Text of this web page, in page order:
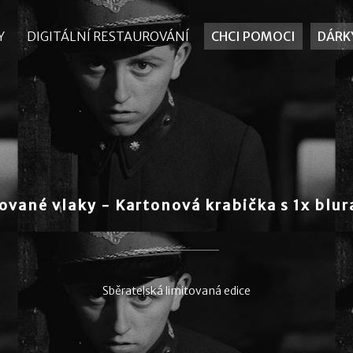
DIGITÁLNÍ RESTAUROVÁNÍ CHCI POMOCI
DIGITÁLNÍ RESTAUROVÁNÍ CHCI POMOCI
vlaky - Kartonová krabička s 1x
Sběratelská limitovaná edice